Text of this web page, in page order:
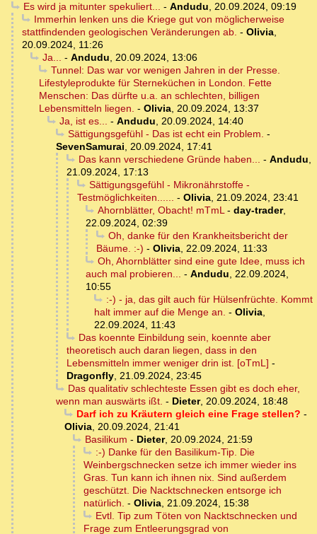
Es wird ja mitunter spekuliert... - Andudu, 20.09.2024, 09:19
Immerhin lenken uns die Kriege gut von möglicherweise
stattfindenden geologischen Veränderungen ab. - Olivia,
20.09.2024, 11:26
Ja... - Andudu, 20.09.2024, 13:06
Tunnel: Das war vor wenigen Jahren in der Presse.
Lifestyleprodukte für Sterneküchen in London. Fette
Menschen: Das dürfte u.a. an schlechten, billigen
Lebensmitteln liegen. - Olivia, 20.09.2024, 13:37
Ja, ist es... - Andudu, 20.09.2024, 14:40
Sättigungsgefühl - Das ist echt ein Problem. -
SevenSamurai, 20.09.2024, 17:41
Das kann verschiedene Gründe haben... - Andudu,
21.09.2024, 17:13
Sättigungsgefühl - Mikronährstoffe -
Testmöglichkeiten...... - Olivia, 21.09.2024, 23:41
Ahornblätter, Obacht! mTmL- day-trader,
22.09.2024, 02:39
Oh, danke für den Krankheitsbericht der
Bäume. :-) - Olivia, 22.09.2024, 11:33
Oh, Ahornblätter sind eine gute Idee, muss ich
auch mal probieren... - Andudu, 22.09.2024,
10:55
:-) - ja, das gilt auch für Hülsenfrüchte. Kommt
halt immer auf die Menge an. - Olivia,
22.09.2024, 11:43
Das koennte Einbildung sein, koennte aber
theoretisch auch daran liegen, dass in den
Lebensmitteln immer weniger drin ist. [oTmL] -
Dragonfly, 21.09.2024, 23:45
Das qualitativ schlechteste Essen gibt es doch eher,
wenn man auswärts ißt. - Dieter, 20.09.2024, 18:48
Darf ich zu Kräutern gleich eine Frage stellen? -
Olivia, 20.09.2024, 21:41
Basilikum - Dieter, 20.09.2024, 21:59
:-) Danke für den Basilikum-Tip. Die
Weinbergschnecken setze ich immer wieder ins
Gras. Tun kann ich ihnen nix. Sind außerdem
geschützt. Die Nacktschnecken entsorge ich
natürlich. - Olivia, 21.09.2024, 15:38
Evtl. Tip zum Töten von Nacktschnecken und
Frage zum Entleerungsgrad von